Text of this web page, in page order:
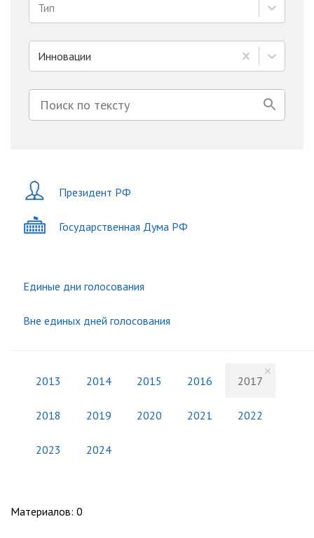
Тип
Инновации
Президент РФ
Государственная Дума РФ
Единые дни голосования
Вне единых дней голосования
2013 2014 2015 2016 2017
2018 2019 2020 2021 2022
2023 2024
Материалов: 0